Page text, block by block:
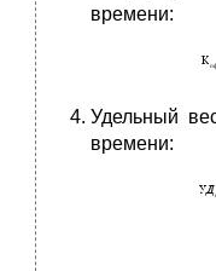
времени:
Удельный
времени: